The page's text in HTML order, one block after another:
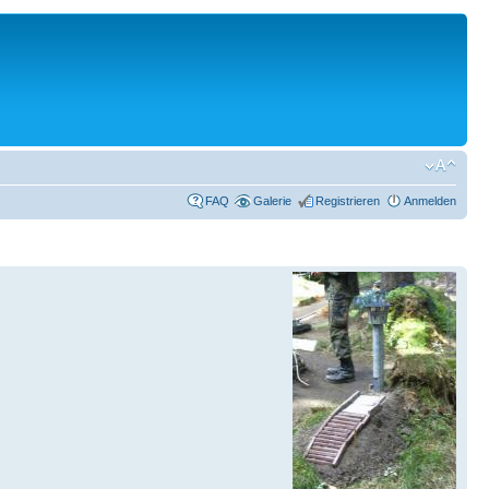
FAQ Galerie Registrieren Anmelden